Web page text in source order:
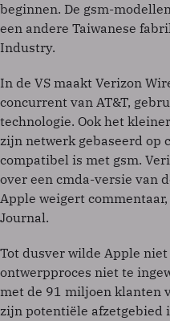
beginnen. De gsm-
een andere Taiwanese
Industry.
In de VS maakt Verizon
concurrent van AT&T,
technologie. Ook het
zijn netwerk gebaseerd op
compatibel is met gsm.
over een cmda-versie van
Apple weigert
Journal.
Tot dusver wilde Apple
ontwerpproces niet te
met de 91 miljoen klanten
zijn potentiële afzetgebied